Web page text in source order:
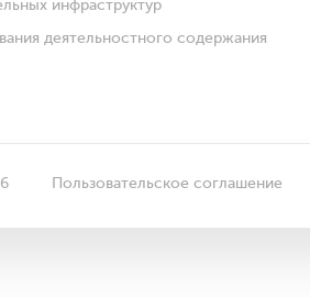
инфраструктур
деятельностного содержания
Пользовательское соглашение